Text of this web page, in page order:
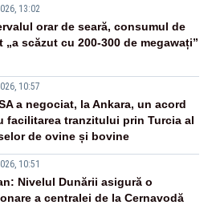
13:02
orar de seară, consumul de
„a scăzut cu 200-300 de megawați”
10:57
a negociat, la Ankara, un acord
facilitarea tranzitului prin Turcia al
de ovine și bovine
10:51
Nivelul Dunării asigură o
a centralei de la Cernavodă